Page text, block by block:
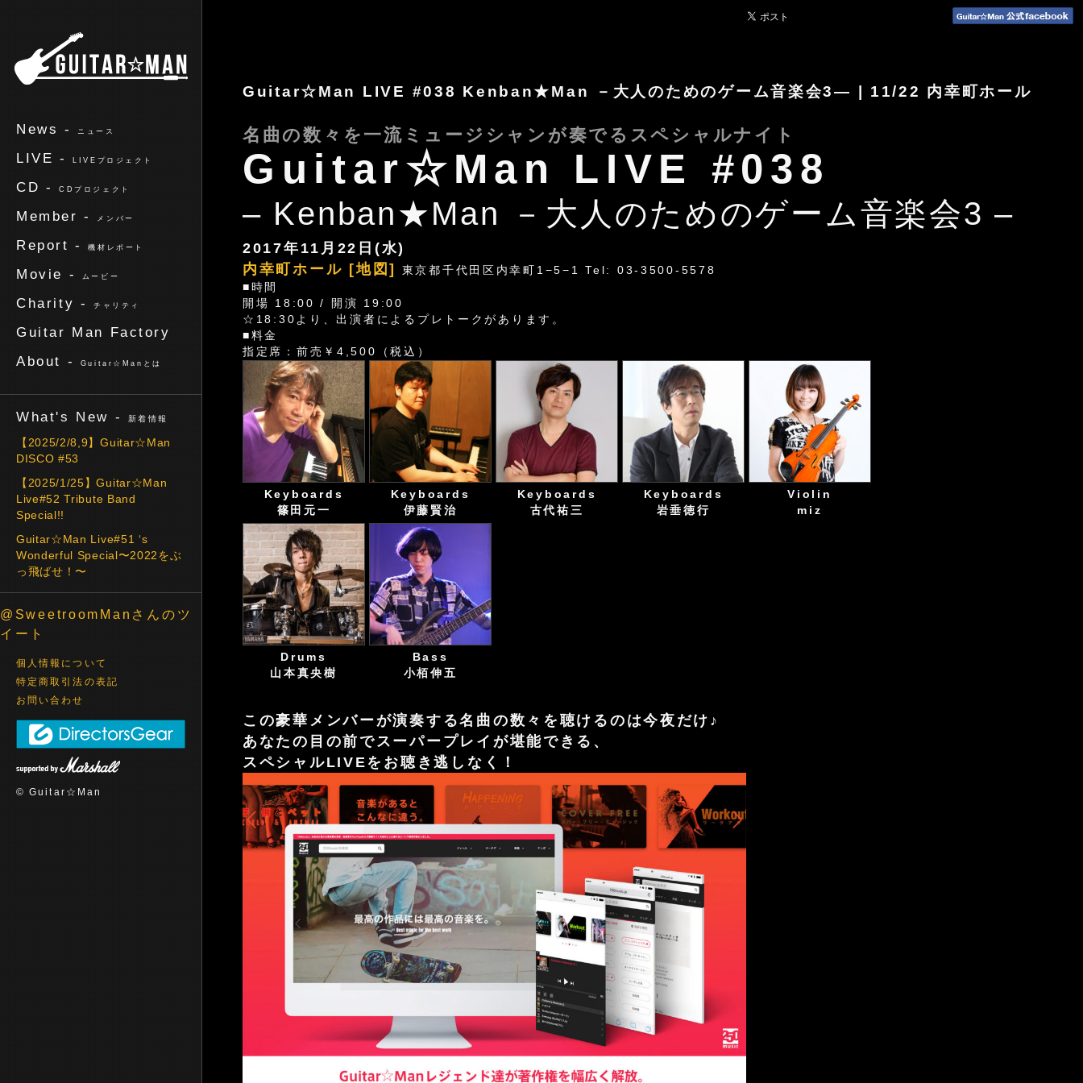
News -ニュース
LIVE -LIVEプロジェクト
CD - CDプロジェクト
Member - メンバー
Report -機材レポート
Movie - ムービー
Charity - チャリティ
Guitar Man Factory
About -
Guitar☆Manとは
What's New - 新着情報
【2025/2/8,9】Guitar☆Man
DISCO #53
【2025/1/25】Guitar☆Man
Live#52 Tribute Band
Special!!
Guitar☆Man Live#51 ‘s
Wonderful Special〜2022をぶ
っ飛ばせ！〜
@SweetroomManさんのツ
イート
個人情報について
特定商取引法の表記
お問い合わせ
© Guitar☆Man
Guitar☆Man LIVE #038 Kenban★Man －大人のためのゲーム音楽会3― | 11/22 内幸町ホール
名曲の数々を一流ミュージシャンが奏でるスペシャルナイト
Guitar☆Man LIVE #038
– Kenban★Man －大人のためのゲーム音楽会3 –
2017年11月22日(水)
内幸町ホール [地図]
東京都千代田区内幸町1−5−1 Tel: 03-3500-5578
■時間
開場 18:00 / 開演 19:00
☆18:30より、出演者によるプレトークがあります。
■料金
指定席：前売￥4,500（税込）
Keyboards
篠田元一
Keyboards
伊藤賢治
Keyboards
古代祐三
Keyboards
岩垂徳行
Violin
miz
Drums
山本真央樹
Bass
小栢伸五
この豪華メンバーが演奏する名曲の数々を聴けるのは今夜だけ♪
あなたの目の前でスーパープレイが堪能できる、
スペシャルLIVEをお聴き逃しなく！